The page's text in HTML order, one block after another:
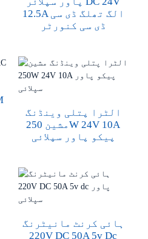
12.5A الگ تھلگ ڈی سی
ڈی سی کنورٹر
الٹرا پتلی وینڈنگ
مشین 250W 24V 10A
پیکو پاور سپلائی
ہائی کرنٹ مانیٹرنگ
220V DC 50A 5v Dc